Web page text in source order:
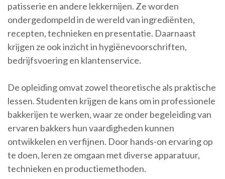
patisserie en andere lekkernijen. Ze worden
ondergedompeld in de wereld van ingrediënten,
recepten, technieken en presentatie. Daarnaast
krijgen ze ook inzicht in hygiënevoorschriften,
bedrijfsvoering en klantenservice.
De opleiding omvat zowel theoretische als praktische
lessen. Studenten krijgen de kans om in professionele
bakkerijen te werken, waar ze onder begeleiding van
ervaren bakkers hun vaardigheden kunnen
ontwikkelen en verfijnen. Door hands-on ervaring op
te doen, leren ze omgaan met diverse apparatuur,
technieken en productiemethoden.